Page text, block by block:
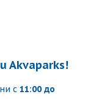
Akvaparks!
с 11:00 до